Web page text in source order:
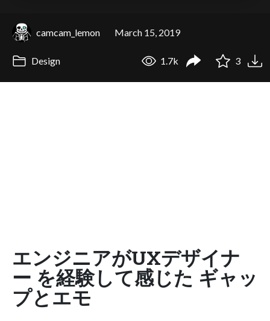
camcam_lemon March 15, 2019
Design 1.7k 3
エンジニアがUXデザイナ
ー を経験して感じた ギャッ
プとエモ